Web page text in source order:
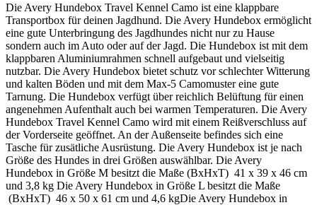
Die Avery Hundebox Travel Kennel Camo ist eine klappbare
Transportbox für deinen Jagdhund. Die Avery Hundebox ermöglicht
eine gute Unterbringung des Jagdhundes nicht nur zu Hause
sondern auch im Auto oder auf der Jagd. Die Hundebox ist mit dem
klappbaren Aluminiumrahmen schnell aufgebaut und vielseitig
nutzbar. Die Avery Hundebox bietet schutz vor schlechter Witterung
und kalten Böden und mit dem Max-5 Camomuster eine gute
Tarnung. Die Hundebox verfügt über reichlich Belüftung für einen
angenehmen Aufenthalt auch bei warmen Temperaturen. Die Avery
Hundebox Travel Kennel Camo wird mit einem Reißverschluss auf
der Vorderseite geöffnet. An der Außenseite befindes sich eine
Tasche für zusätliche Ausrüstung. Die Avery Hundebox ist je nach
Größe des Hundes in drei Größen auswählbar. Die Avery
Hundebox in Größe M besitzt die Maße (BxHxT) 41 x 39 x 46 cm
und 3,8 kg Die Avery Hundebox in Größe L besitzt die Maße
(BxHxT) 46 x 50 x 61 cm und 4,6 kgDie Avery Hundebox in